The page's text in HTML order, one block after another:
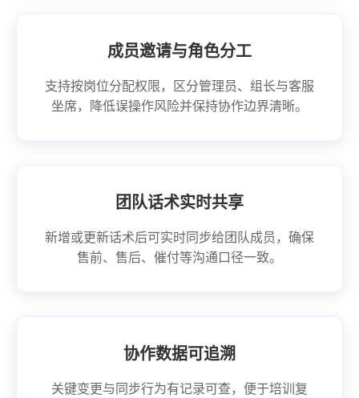
成员邀请与角色分工
支持按岗位分配权限，区分管理员、组长与客服
坐席，降低误操作风险并保持协作边界清晰。
团队话术实时共享
新增或更新话术后可实时同步给团队成员，确保
售前、售后、催付等沟通口径一致。
协作数据可追溯
关键变更与同步行为有记录可查，便于培训复